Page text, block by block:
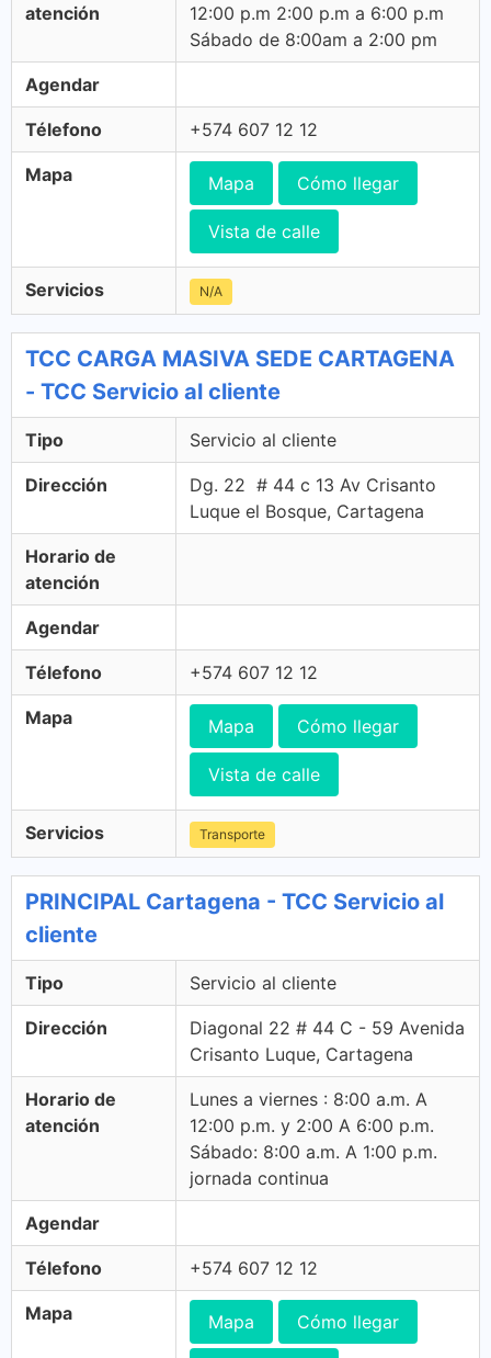
atención
12:00 p.m 2:00 p.m a 6:00 p.m
Sábado de 8:00am a 2:00 pm
Agendar
Télefono +574 607 12 12
Mapa Mapa Cómo llegar
Vista de calle
Servicios N/A
TCC CARGA MASIVA SEDE CARTAGENA
- TCC Servicio al cliente
Tipo Servicio al cliente
Dirección
Dg. 22 # 44 c 13 Av Crisanto
Luque el Bosque, Cartagena
Horario de
atención
Agendar
Télefono +574 607 12 12
Mapa Mapa Cómo llegar
Vista de calle
Servicios Transporte
PRINCIPAL Cartagena - TCC Servicio al
cliente
Tipo Servicio al cliente
Dirección
Diagonal 22 # 44 C - 59 Avenida
Crisanto Luque, Cartagena
Horario de
atención
Lunes a viernes : 8:00 a.m. A
12:00 p.m. y 2:00 A 6:00 p.m.
Sábado: 8:00 a.m. A 1:00 p.m.
jornada continua
Agendar
Télefono +574 607 12 12
Mapa Mapa Cómo llegar